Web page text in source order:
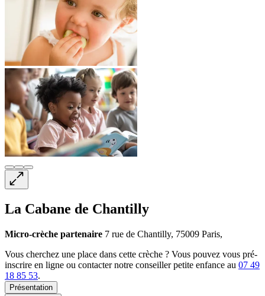
La Cabane de Chantilly
Micro-crèche partenaire 7 rue de Chantilly, 75009 Paris,
Vous cherchez une place dans cette crèche ? Vous pouvez vous pré-
inscrire en ligne ou contacter notre conseiller petite enfance au 07 49
18 85 53.
Présentation